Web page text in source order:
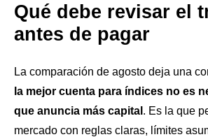
Qué debe revisar el
antes de pagar
La comparación de agosto deja una
la mejor cuenta para índices no es
que anuncia más capital . Es la que
mercado con reglas claras, límites